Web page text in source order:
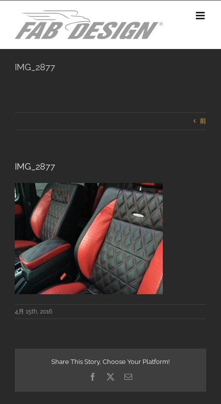
IMG_2877
前
IMG_2877
4月 15th, 2016
Share This Story, Choose Your Platform!
Facebook
電